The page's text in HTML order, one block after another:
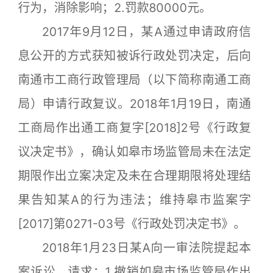
行为，消除影响；2.罚款80000元。
2017年9月12日，某A通过申请政府信
息公开的方式获知被诉行政处罚决定，后向
南通市工商行政管理局（以下简称南通工商
局）申请行政复议。2018年1月19日，南通
工商局作出通工商复字[2018]2号《行政复
议决定书》，确认如皋市场监管局未在法定
期限作出立案决定及未在合理期限将处理结
果告知某A的行为违法；维持皋市监案字
[2017]第0271-03号《行政处罚决定书》。
2018年1月23日某A向一审法院提起本